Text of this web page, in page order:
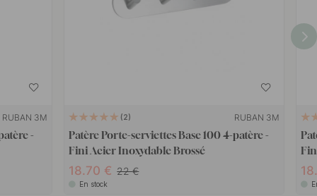
RUBAN 3M
-
2 RUBAN 3M
Patère Porte-serviettes Base 100 4-patère -
Fini Acier Inoxydable Brossé
18.70 22
En stock